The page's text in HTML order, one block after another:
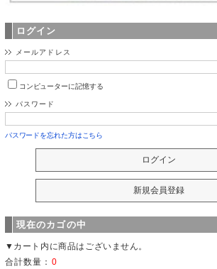
ログイン
メールアドレス
コンピューターに記憶する
パスワード
パスワードを忘れた方はこちら
現在のカゴの中
▼カート内に商品はございません。
合計数量： 0